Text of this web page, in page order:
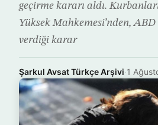
geçirme kararı aldı.
Yüksek Mahkemesi’nden,
verdiği karar
Şarkul Avsat Türkçe Arşivi·1